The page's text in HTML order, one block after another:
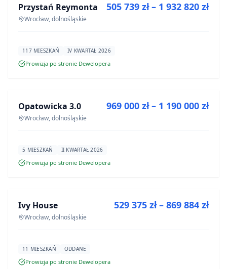
INWESTYCJA
Przystań Reymonta
Wrocław, dolnośląskie
505 739 zł – 1 932 820 zł
117 MIESZKAŃ IV KWARTAŁ 2026
Prowizja po stronie Dewelopera
INWESTYCJA
Opatowicka 3.0
Wrocław, dolnośląskie
969 000 zł – 1 190 000 zł
5 MIESZKAŃ II KWARTAŁ 2026
Prowizja po stronie Dewelopera
INWESTYCJA
Ivy House
Wrocław, dolnośląskie
529 375 zł – 869 884 zł
11 MIESZKAŃ ODDANE
Prowizja po stronie Dewelopera